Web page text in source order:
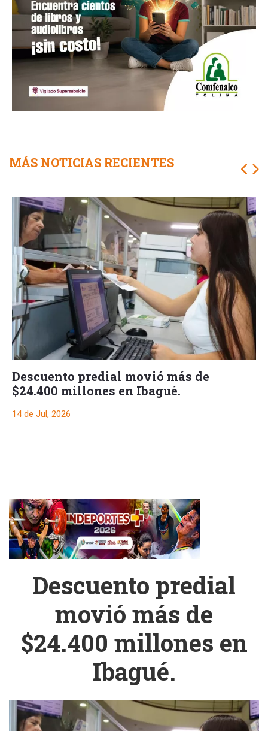
MÁS NOTICIAS RECIENTES
Descuento predial movió más de
$24.400 millones en Ibagué.
14 de Jul, 2026
Descuento predial
movió más de
$24.400 millones en
Ibagué.